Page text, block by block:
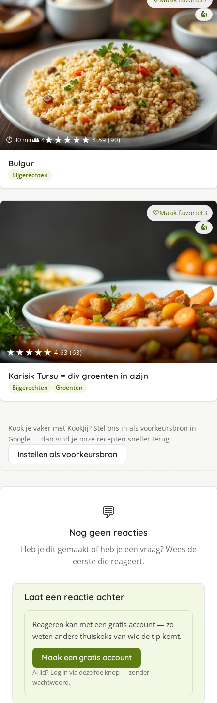
⏱ 30 min👥 4★★★★★ 4.59 (90)
👍
Bulgur
Bijgerechten
★★★★★ 4.63 (63)
Maak favoriet3
👍
Karisik Tursu = div groenten in azijn
Bijgerechten Groenten
Kook je vaker met KookJij? Stel ons in als voorkeursbron in
Google — dan vind je onze recepten sneller terug.
Instellen als voorkeursbron
💬
Nog geen reacties
Heb je dit gemaakt of heb je een vraag? Wees de
eerste die reageert.
Laat een reactie achter
Reageren kan met een gratis account — zo
weten andere thuiskoks van wie de tip komt.
Maak een gratis account
Al lid? Log in via dezelfde knop — zonder
wachtwoord.